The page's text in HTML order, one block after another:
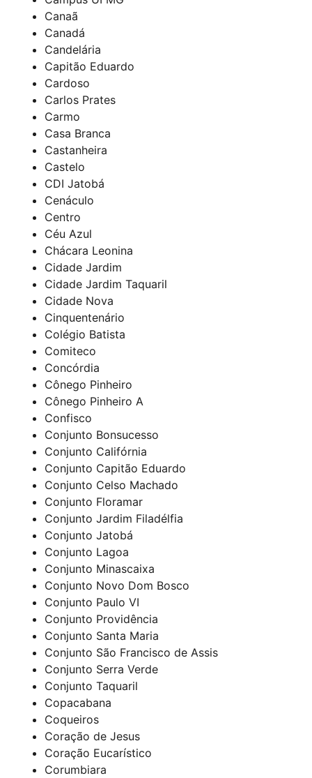
Canaã
Canadá
Candelária
Capitão Eduardo
Cardoso
Carlos Prates
Carmo
Casa Branca
Castanheira
Castelo
CDI Jatobá
Cenáculo
Centro
Céu Azul
Chácara Leonina
Cidade Jardim
Cidade Jardim Taquaril
Cidade Nova
Cinquentenário
Colégio Batista
Comiteco
Concórdia
Cônego Pinheiro
Cônego Pinheiro A
Confisco
Conjunto Bonsucesso
Conjunto Califórnia
Conjunto Capitão Eduardo
Conjunto Celso Machado
Conjunto Floramar
Conjunto Jardim Filadélfia
Conjunto Jatobá
Conjunto Lagoa
Conjunto Minascaixa
Conjunto Novo Dom Bosco
Conjunto Paulo VI
Conjunto Providência
Conjunto Santa Maria
Conjunto São Francisco de Assis
Conjunto Serra Verde
Conjunto Taquaril
Copacabana
Coqueiros
Coração de Jesus
Coração Eucarístico
Corumbiara